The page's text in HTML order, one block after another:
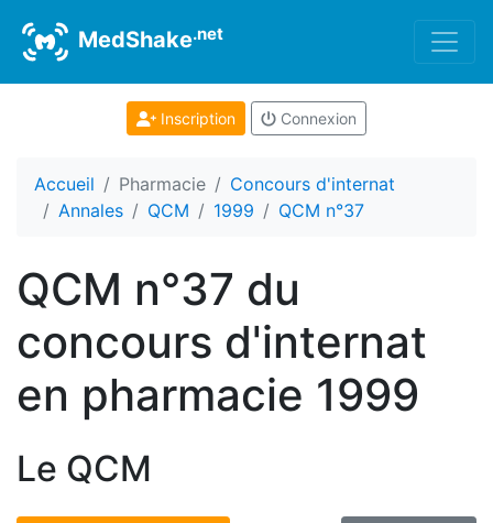
MedShake.net
Inscription Connexion
Accueil Pharmacie
Concours d'internat
Annales
QCM 1999 QCM n°37
QCM n°37 du
concours d'internat
en pharmacie 1999
Le QCM